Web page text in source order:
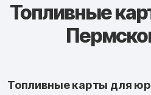
Топливные
Топливные карты для